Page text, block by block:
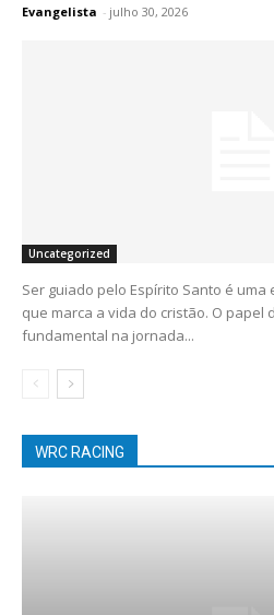
Evangelista - julho 30, 2026
Uncategorized
Ser guiado pelo Espírito Santo é
que marca a vida do cristão. O papel
fundamental na jornada...
WRC RACING